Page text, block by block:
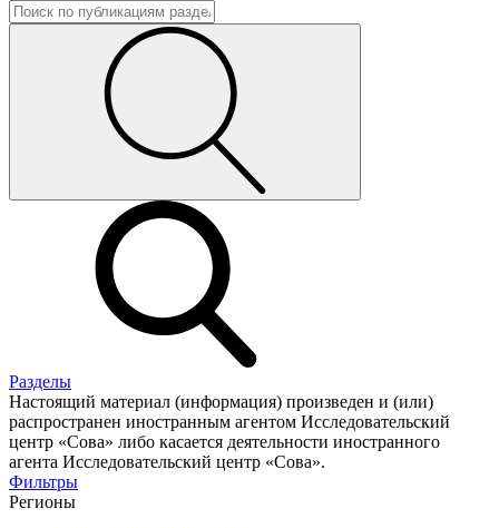
Разделы
Настоящий материал (информация) произведен и (или)
распространен иностранным агентом Исследовательский
центр «Сова» либо касается деятельности иностранного
агента Исследовательский центр «Сова».
Фильтры
Регионы